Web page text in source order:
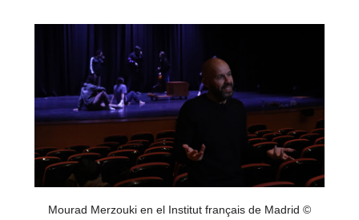
Mourad Merzouki en el Institut français de Madrid ©